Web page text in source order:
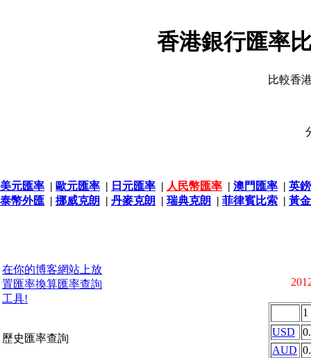
香港銀行匯率
比較香
美元匯率 | 歐元匯率 | 日元匯率 | 人民幣匯率 | 澳門匯率 | 英
泰幣外匯 | 挪威克朗 | 丹麥克朗 | 瑞典克朗 | 菲律賓比索 | 黃
在你的博客網站上放
置匯率換算匯率查詢
工具!
歷史匯率查詢
1
USD
AUD